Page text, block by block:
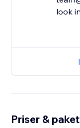
Priser & paket